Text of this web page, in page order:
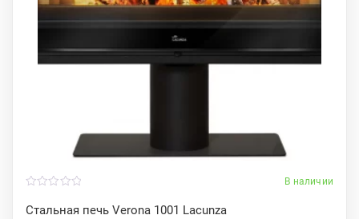
В наличии
Стальная печь Verona 1001 Lacunza
o
u